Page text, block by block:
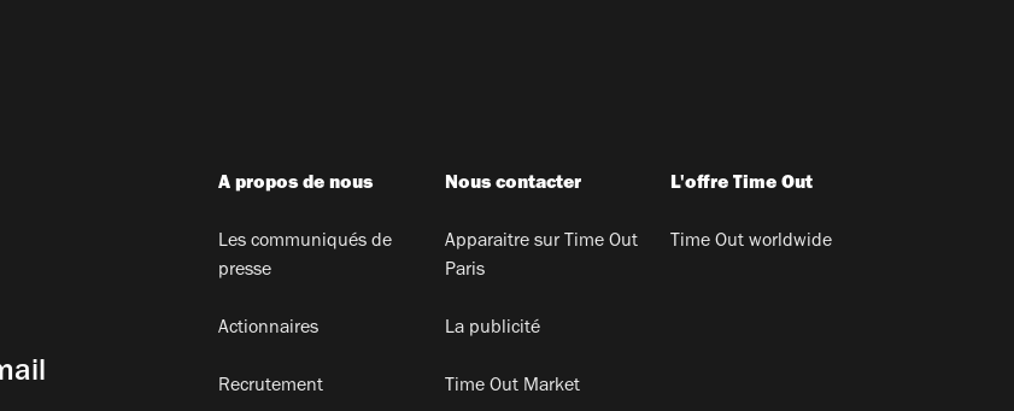
A propos de nous
Les communiqués de
presse
Actionnaires
Recrutement
Nous contacter
Apparaitre sur Time Out
Paris
La publicité
Time Out Market
L'offre Time Out
Time Out worldwide